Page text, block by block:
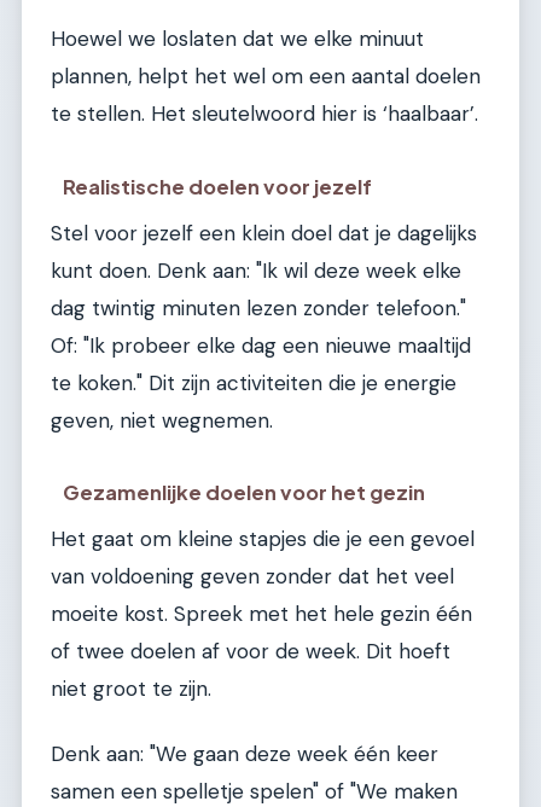
Hoewel we loslaten dat we elke minuut
plannen, helpt het wel om een aantal doelen
te stellen. Het sleutelwoord hier is ‘haalbaar’.
Realistische doelen voor jezelf
Stel voor jezelf een klein doel dat je dagelijks
kunt doen. Denk aan: "Ik wil deze week elke
dag twintig minuten lezen zonder telefoon."
Of: "Ik probeer elke dag een nieuwe maaltijd
te koken." Dit zijn activiteiten die je energie
geven, niet wegnemen.
Gezamenlijke doelen voor het gezin
Het gaat om kleine stapjes die je een gevoel
van voldoening geven zonder dat het veel
moeite kost. Spreek met het hele gezin één
of twee doelen af voor de week. Dit hoeft
niet groot te zijn.
Denk aan: "We gaan deze week één keer
samen een spelletje spelen" of "We maken